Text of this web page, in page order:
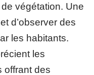
végétation. Une
d’observer des
les habitants.
les
offrant des